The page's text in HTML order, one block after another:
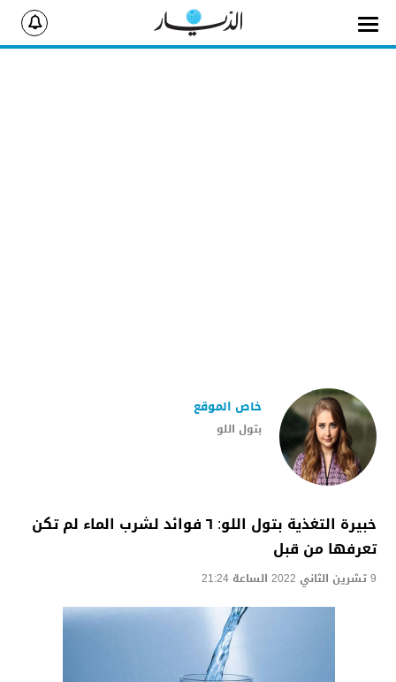
بتول اللو
خاص الموقع
خبيرة التغذية بتول اللو: ٦ فوائد لشرب الماء لم تكن
تعرفها من قبل
9 تشرين الثاني 2022 الساعة 21:24